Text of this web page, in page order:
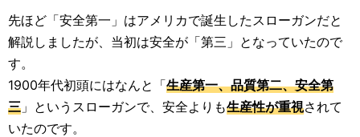
先ほど「安全第一」はアメリカで誕生したスローガンだと
解説しましたが、当初は安全が「第三」となっていたので
す。
1900年代初頭にはなんと「生産第一、品質第二、安全第
三 」というスローガンで、安全よりも生産性が重視されて
いたのです。